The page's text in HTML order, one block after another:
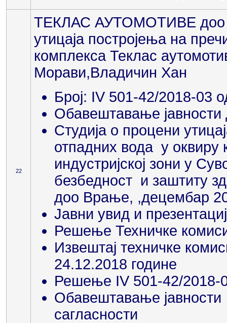
22
ТЕКЛАС АУТОМОТИВЕ доо
утицаја постројења на
комплекса Теклас
Морави,Владичин Хан
Број: IV 501-42/2018-03
Обавештавање јавности
Студија о процени
отпадних вода у оквиру
индустријској зони у
безбедност и заштиту
доо Врање, ,децембар
Јавни увид и
Решење Техничке
Извештај техничке
24.12.2018 године
Решење IV 501-42/2018-
Обавештавање
сагласности